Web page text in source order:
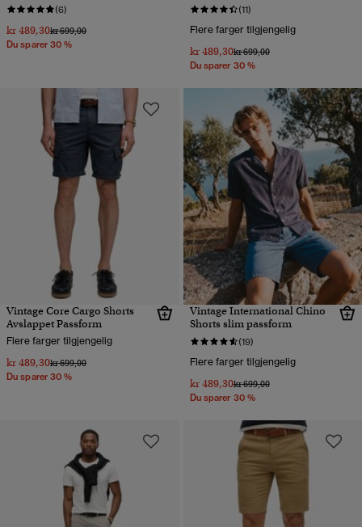
(6)
kr 489,30Pris nedsatt fra
kr 699,00til
Du sparer 30 %
(11)
Flere farger tilgjengelig
kr 489,30Pris nedsatt fra
kr 699,00til
Du sparer 30 %
Vintage Core Cargo Shorts
Avslappet Passform
Flere farger tilgjengelig
kr 489,30Pris nedsatt fra
kr 699,00til
Du sparer 30 %
Vintage International Chino
Shorts slim passform
(19)
Flere farger tilgjengelig
kr 489,30Pris nedsatt fra
kr 699,00til
Du sparer 30 %